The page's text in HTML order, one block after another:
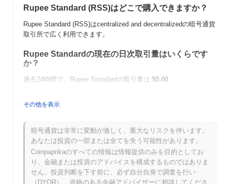
Rupee Standard (RSS)はどこで購入できますか？
Rupee Standard (RSS)はcentralized and decentralizedの暗号通貨
取引所で広く利用できます。
Rupee Standardの現在の日次取引量はいくらです
か？
過去24時間で、Rupee Standardの取引量は $0.00 .
史上最安値（ATL）：
$0.00
Rupee Standardは現在、ATHより ~47.85% 低く取引されています
Rupee Standardは、より広範な暗号市場と比較して
その他を表示
暗号通貨は非常に変動が激しく、重大なリスクを伴います。
あなたは投資の一部または全てを失う可能性があります。
Coinpaprikaのすべての情報は情報提供のみを目的としてお
り、金融または投資のアドバイスを構成するものではありま
せん。投資判断を下す前に、必ず自分自身で調査を行い
（DYOR）、資格のある金融アドバイザーに相談してくださ